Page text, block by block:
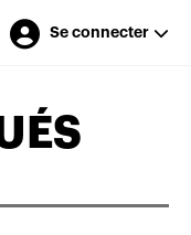
Se connecter